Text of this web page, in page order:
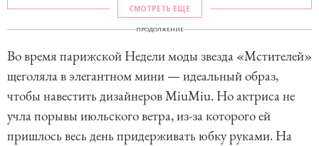
СМОТРЕТЬ ЕЩЕ
ПРОДОЛЖЕНИЕ
Во время парижской Недели моды звезда «Мстителей»
щеголяла в элегантном мини — идеальный образ,
чтобы навестить дизайнеров MiuMiu. Но актриса не
учла порывы июльского ветра, из-за которого ей
пришлось весь день придерживать юбку руками. На